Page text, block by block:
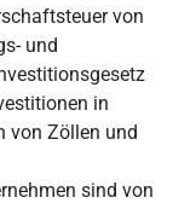
von
und
in
von Zöllen und
sind von